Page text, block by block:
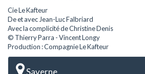
Cie Le Kafteur
De et avec Jean-Luc Falbriard
Avec la complicité de Christine Denis
© Thierry Parra - Vincent Longy
Production : Compagnie Le Kafteur
Saverne